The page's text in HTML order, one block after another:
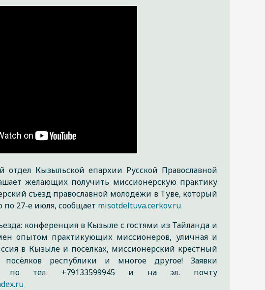
отдел Кызыльской епархии Русской Православной
желающих получить миссионерскую практику
съезд православной молодёжи в Туве, который
по 27-е июля, сообщает misotdeltuva.cerkov.ru
конференция в Кызыле с гостями из Тайланда и
опытом практикующих миссионеров, уличная и
в Кызыле и посёлках, миссионерский крестный
республики и многое другое! Заявки
по тел. +79133599945 и на эл. почту